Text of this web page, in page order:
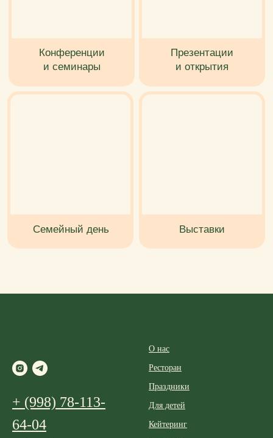
+ (998) 78-113-
64-04
О нас
Ресторан
Праздники
Для детей
Кейтеринг